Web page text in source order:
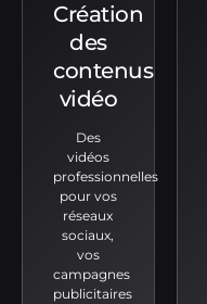
Création
des
contenus
vidéo
Des
vidéos
professionnelles
pour vos
réseaux
sociaux,
vos
campagnes
publicitaires